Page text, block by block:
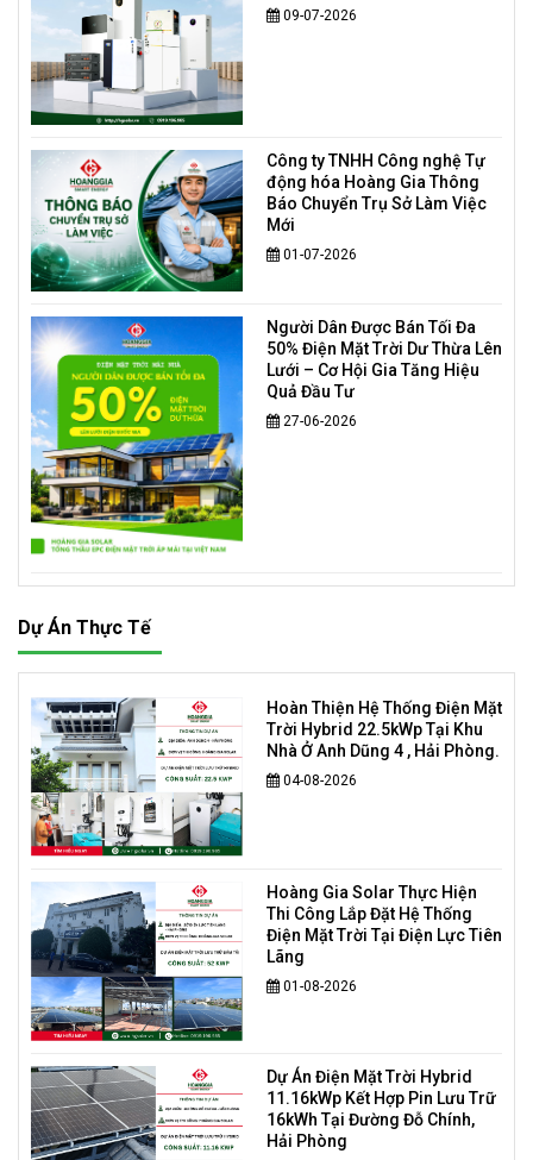
09-07-2026
Công ty TNHH Công nghệ Tự
động hóa Hoàng Gia Thông
Báo Chuyển Trụ Sở Làm Việc
Mới
01-07-2026
Người Dân Được Bán Tối Đa
50% Điện Mặt Trời Dư Thừa Lên
Lưới – Cơ Hội Gia Tăng Hiệu
Quả Đầu Tư
27-06-2026
Dự Án Thực Tế
Hoàn Thiện Hệ Thống Điện Mặt
Trời Hybrid 22.5kWp Tại Khu
Nhà Ở Anh Dũng 4 , Hải Phòng.
04-08-2026
Hoàng Gia Solar Thực Hiện
Thi Công Lắp Đặt Hệ Thống
Điện Mặt Trời Tại Điện Lực Tiên
Lãng
01-08-2026
Dự Án Điện Mặt Trời Hybrid
11.16kWp Kết Hợp Pin Lưu Trữ
16kWh Tại Đường Đỗ Chính,
Hải Phòng